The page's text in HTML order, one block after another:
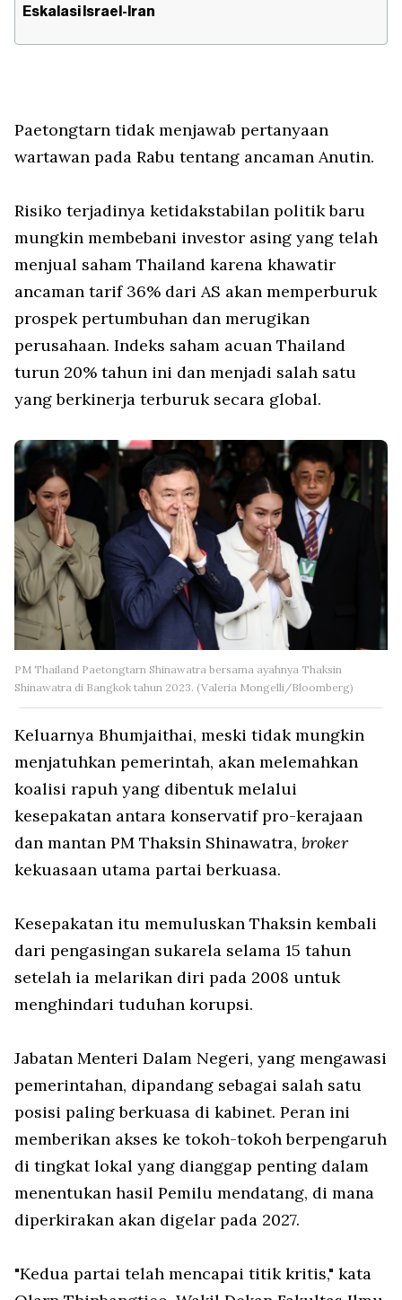
Eskalasi Israel-Iran
Paetongtarn tidak menjawab pertanyaan
wartawan pada Rabu tentang ancaman Anutin.
Risiko terjadinya ketidakstabilan politik baru
mungkin membebani investor asing yang telah
menjual saham Thailand karena khawatir
ancaman tarif 36% dari AS akan memperburuk
prospek pertumbuhan dan merugikan
perusahaan. Indeks saham acuan Thailand
turun 20% tahun ini dan menjadi salah satu
yang berkinerja terburuk secara global.
PM Thailand Paetongtarn Shinawatra bersama ayahnya Thaksin
Shinawatra di Bangkok tahun 2023. (Valeria Mongelli/Bloomberg)
Keluarnya Bhumjaithai, meski tidak mungkin
menjatuhkan pemerintah, akan melemahkan
koalisi rapuh yang dibentuk melalui
kesepakatan antara konservatif pro-kerajaan
dan mantan PM Thaksin Shinawatra, broker
kekuasaan utama partai berkuasa.
Kesepakatan itu memuluskan Thaksin kembali
dari pengasingan sukarela selama 15 tahun
setelah ia melarikan diri pada 2008 untuk
menghindari tuduhan korupsi.
Jabatan Menteri Dalam Negeri, yang mengawasi
pemerintahan, dipandang sebagai salah satu
posisi paling berkuasa di kabinet. Peran ini
memberikan akses ke tokoh-tokoh berpengaruh
di tingkat lokal yang dianggap penting dalam
menentukan hasil Pemilu mendatang, di mana
diperkirakan akan digelar pada 2027.
"Kedua partai telah mencapai titik kritis," kata